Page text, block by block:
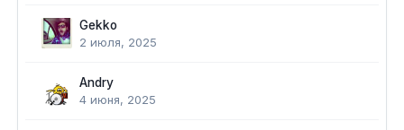
Gekko
2 июля, 2025
Andry
4 июня, 2025